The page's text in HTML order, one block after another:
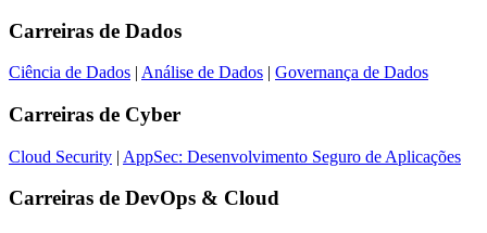
Carreiras de Dados
Ciência de Dados | Análise de Dados | Governança de Dados
Carreiras de Cyber
Cloud Security | AppSec: Desenvolvimento Seguro de Aplicações
Carreiras de DevOps & Cloud